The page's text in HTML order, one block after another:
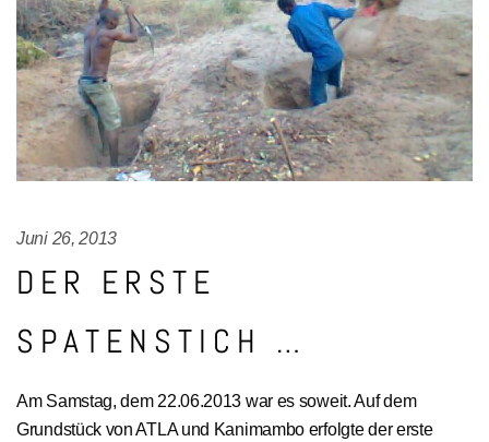
Juni 26, 2013
DER ERSTE
SPATENSTICH …
Am Samstag, dem 22.06.2013 war es soweit. Auf dem
Grundstück von ATLA und Kanimambo erfolgte der erste